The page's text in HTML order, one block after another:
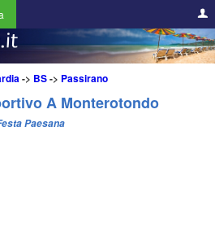
-> BS-> Passirano
A Monterotondo
Paesana